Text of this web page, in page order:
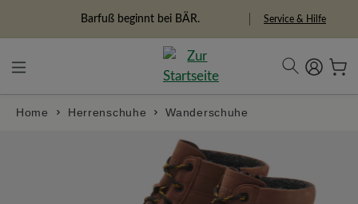
Freiheitspioniere Service & Hilfe
Home Herrenschuhe Wanderschuhe